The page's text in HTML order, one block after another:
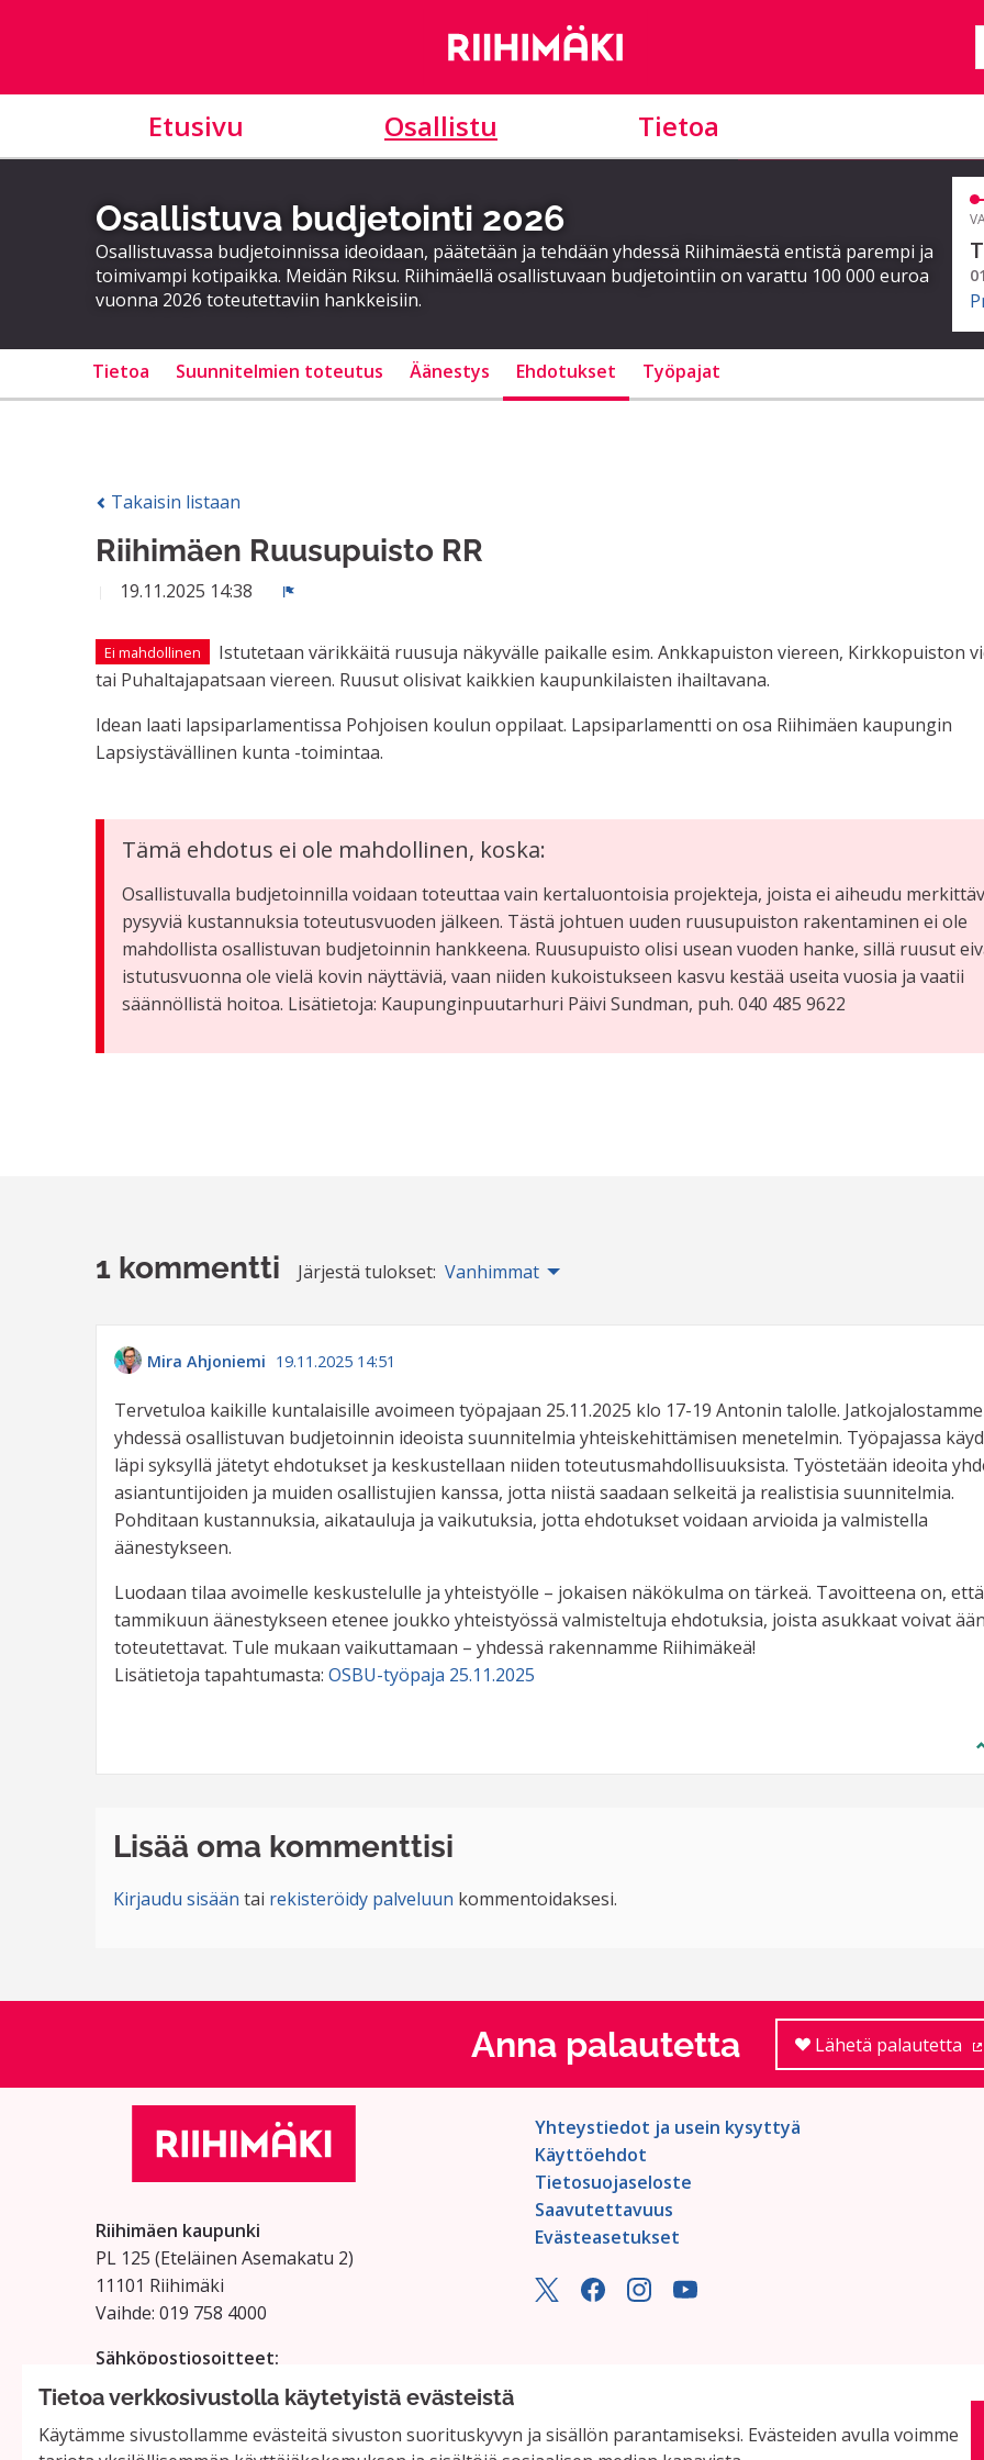
Tietoa verkkosivustolla käytetyistä evästeistä
Käytämme sivustollamme evästeitä sivuston suorituskyvyn ja sisällön parantamiseksi. Evästeiden avulla voimme
Etusivu Osallistu Tietoa
Osallistuva budjetointi 2026
Osallistuvassa budjetoinnissa ideoidaan, päätetään ja tehdään yhdessä Riihimäestä entistä parempi ja
toimivampi kotipaikka. Meidän Riksu. Riihimäellä osallistuvaan budjetointiin on varattu 100 000 euroa
vuonna 2026 toteutettaviin hankkeisiin.
Tietoa Suunnitelmien toteutus Äänestys Ehdotukset Työpajat
Takaisin listaan
Riihimäen Ruusupuisto RR
19.11.2025 14:38
Ei mahdollinen
Istutetaan värikkäitä ruusuja näkyvälle paikalle esim. Ankkapuiston viereen, Kirkkopuiston
tai Puhaltajapatsaan viereen. Ruusut olisivat kaikkien kaupunkilaisten ihailtavana.
Idean laati lapsiparlamentissa Pohjoisen koulun oppilaat. Lapsiparlamentti on osa Riihimäen kaupungin
Lapsiystävällinen kunta -toimintaa.
Tämä ehdotus ei ole mahdollinen, koska:
Osallistuvalla budjetoinnilla voidaan toteuttaa vain kertaluontoisia projekteja, joista ei aiheudu
pysyviä kustannuksia toteutusvuoden jälkeen. Tästä johtuen uuden ruusupuiston rakentaminen ei ole
mahdollista osallistuvan budjetoinnin hankkeena. Ruusupuisto olisi usean vuoden hanke, sillä ruusut
istutusvuonna ole vielä kovin näyttäviä, vaan niiden kukoistukseen kasvu kestää useita vuosia ja vaatii
säännöllistä hoitoa. Lisätietoja: Kaupunginpuutarhuri Päivi Sundman, puh. 040 485 9622
1 kommentti Järjestä tulokset: Vanhimmat
Mira Ahjoniemi 19.11.2025 14:51
Tervetuloa kaikille kuntalaisille avoimeen työpajaan 25.11.2025 klo 17-19 Antonin talolle. Jatkojalostamme
yhdessä osallistuvan budjetoinnin ideoista suunnitelmia yhteiskehittämisen menetelmin. Työpajassa
läpi syksyllä jätetyt ehdotukset ja keskustellaan niiden toteutusmahdollisuuksista. Työstetään ideoita
asiantuntijoiden ja muiden osallistujien kanssa, jotta niistä saadaan selkeitä ja realistisia suunnitelmia.
Pohditaan kustannuksia, aikatauluja ja vaikutuksia, jotta ehdotukset voidaan arvioida ja valmistella
äänestykseen.
Luodaan tilaa avoimelle keskustelulle ja yhteistyölle – jokaisen näkökulma on tärkeä. Tavoitteena on, että
tammikuun äänestykseen etenee joukko yhteistyössä valmisteltuja ehdotuksia, joista asukkaat voivat
toteutettavat. Tule mukaan vaikuttamaan – yhdessä rakennamme Riihimäkeä!
Lisätietoja tapahtumasta: OSBU-työpaja 25.11.2025
Lisää oma kommenttisi
Kirjaudu sisään tai rekisteröidy palveluun kommentoidaksesi.
Anna palautetta Lähetä palautetta
Riihimäen kaupunki
PL 125 (Eteläinen Asemakatu 2)
11101 Riihimäki
Vaihde: 019 758 4000
Sähköpostiosoitteet:
etunimi.sukunimi@riihimaki.fi
Yhteystiedot ja usein kysyttyä
Käyttöehdot
Tietosuojaseloste
Saavutettavuus
Evästeasetukset